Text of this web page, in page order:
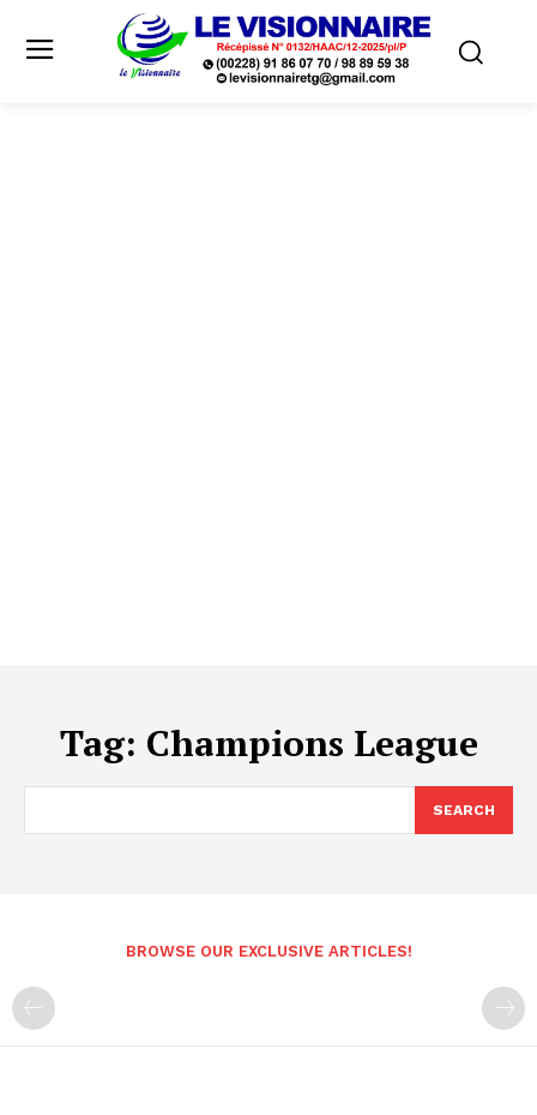
Tag: Champions League
SEARCH
BROWSE OUR EXCLUSIVE ARTICLES!